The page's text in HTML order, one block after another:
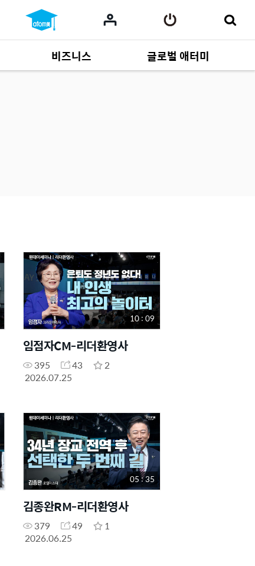
비즈니스
사업 자료165
글로벌 애터미
10 : 09
임점자CM-리더환영사
395 43
2
2026.07.25
05 : 35
김종완RM-리더환영사
379 49
1
2026.06.25